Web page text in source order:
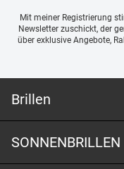
Mit meiner Registrierung
Newsletter zuschickt, der
über exklusive Angebote,
Brillen
SONNENBRILLEN